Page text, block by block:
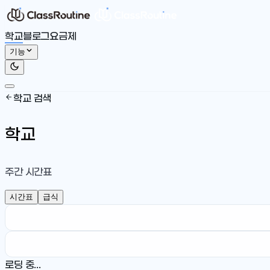
학교블로그요금제
기능
학교 검색
학교
주간 시간표
시간표 급식
로딩 중...